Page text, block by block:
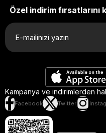
Özel indirim fırsatlarını
Kampanya ve indirimlerden
Facebook Twitter